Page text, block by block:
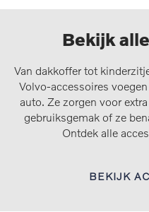
Bekijk
Van dakkoffer tot
Volvo-accessoires
auto. Ze zorgen voor
gebruiksgemak of ze
Ontdek alle
BEKIJK